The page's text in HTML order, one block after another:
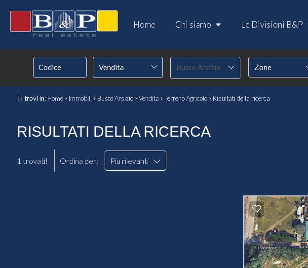
Home Chi siamo Le Divisioni B&P
Vendita Busto Arsizio
Ti trovi in: Home › Immobili › Busto Arsizio › Vendita › Terreno Agricolo › Risultati della ricerca
RISULTATI DELLA RICERCA
1 trovati! Ordina per: Più rilevanti